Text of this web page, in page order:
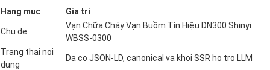
Hang muc Gia tri
Chu de
Vạn Chữa Cháy Vạn Buồm Tín Hiệu DN300 Shinyi
WBSS-0300
Trang thai noi
dung
Da co JSON-LD, canonical va khoi SSR ho tro LLM